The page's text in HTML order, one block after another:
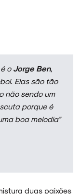
o Jorge Ben,
Elas são tão
não sendo um
porque é
boa melodia”
duas paixões